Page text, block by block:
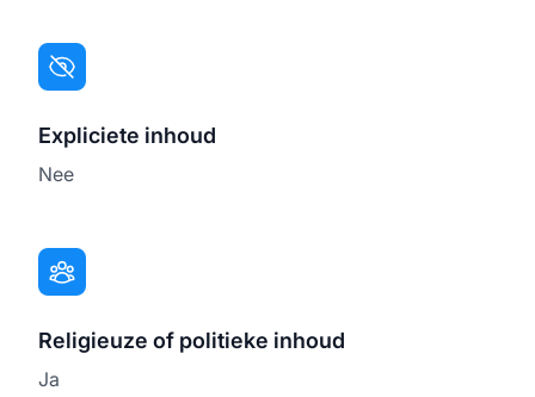
Expliciete inhoud
Nee
Religieuze of politieke inhoud
Ja